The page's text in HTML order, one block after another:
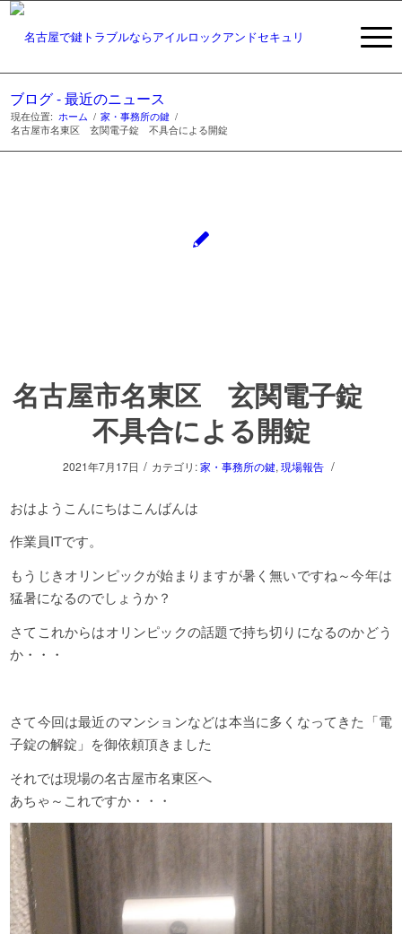
ブログ - 最近のニュース
現在位置: ホーム / 家・事務所の鍵 /
名古屋市名東区 玄関電子錠 不具合による開錠
名古屋市名東区 玄関電子錠
不具合による開錠
2021年7月17日 / カテゴリ:家・事務所の鍵, 現場報告 /
おはようこんにちはこんばんは
作業員ITです。
もうじきオリンピックが始まりますが暑く無いですね～今年は
猛暑になるのでしょうか？
さてこれからはオリンピックの話題で持ち切りになるのかどう
か・・・
さて今回は最近のマンションなどは本当に多くなってきた「電
子錠の解錠」を御依頼頂きました
それでは現場の名古屋市名東区へ
あちゃ～これですか・・・